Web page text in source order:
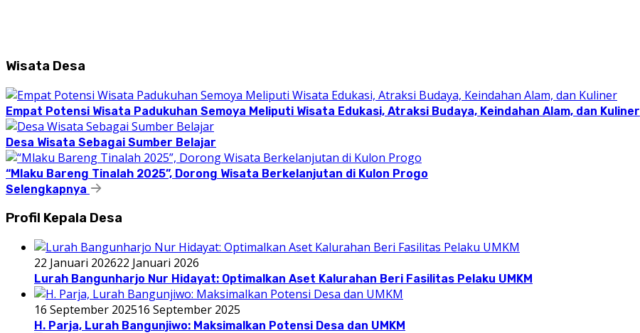
Wisata Desa
Empat Potensi Wisata Padukuhan Semoya Meliputi Wisata Edukasi, Atraksi Budaya, Keindahan Alam, dan Kuliner
Desa Wisata Sebagai Sumber Belajar
“Mlaku Bareng Tinalah 2025”, Dorong Wisata Berkelanjutan di Kulon Progo
Selengkapnya
Profil Kepala Desa
22 Januari 202622 Januari 2026
Lurah Bangunharjo Nur Hidayat: Optimalkan Aset Kalurahan Beri Fasilitas Pelaku UMKM
16 September 202516 September 2025
H. Parja, Lurah Bangunjiwo: Maksimalkan Potensi Desa dan UMKM